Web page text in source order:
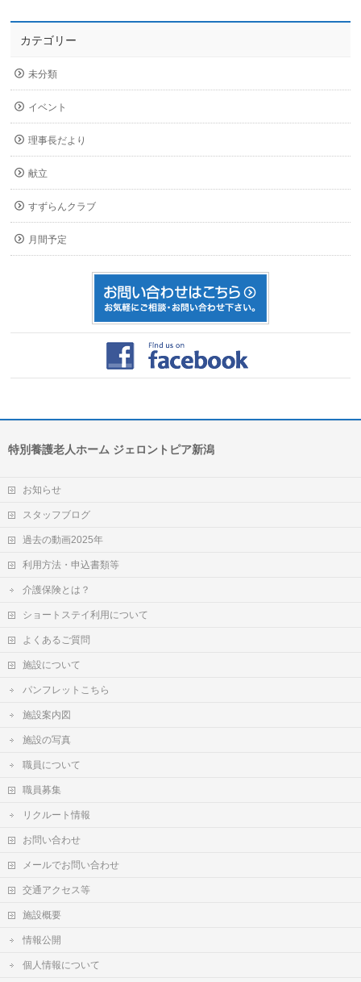
カテゴリー
未分類
イベント
理事長だより
献立
すずらんクラブ
月間予定
特別養護老人ホーム ジェロントピア新潟
お知らせ
スタッフブログ
過去の動画2025年
利用方法・申込書類等
介護保険とは？
ショートステイ利用について
よくあるご質問
施設について
パンフレットこちら
施設案内図
施設の写真
職員について
職員募集
リクルート情報
お問い合わせ
メールでお問い合わせ
交通アクセス等
施設概要
情報公開
個人情報について